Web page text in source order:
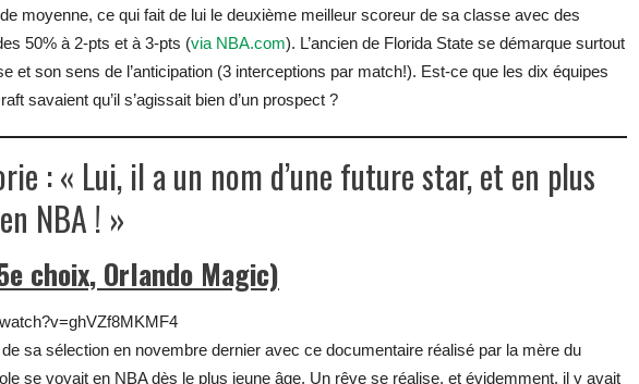
moyenne, ce qui fait de lui le deuxième meilleur scoreur de sa classe avec des
50% à 2-pts et à 3-pts (via NBA.com). L’ancien de Florida State se démarque surtout
et son sens de l’anticipation (3 interceptions par match!). Est-ce que les dix équipes
savaient qu’il s’agissait bien d’un prospect ?
: « Lui, il a un nom d’une future star, et en plus
NBA ! »
choix, Orlando Magic)
sa sélection en novembre dernier avec ce documentaire réalisé par la mère du
se voyait en NBA dès le plus jeune âge. Un rêve se réalise, et évidemment, il y avait